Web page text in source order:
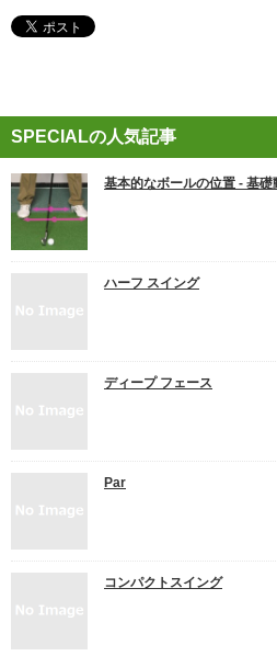
SPECIALの人気記事
基本的なボールの位置 ‐ 基礎
ハーフ スイング
ディープ フェース
Par
コンパクトスイング